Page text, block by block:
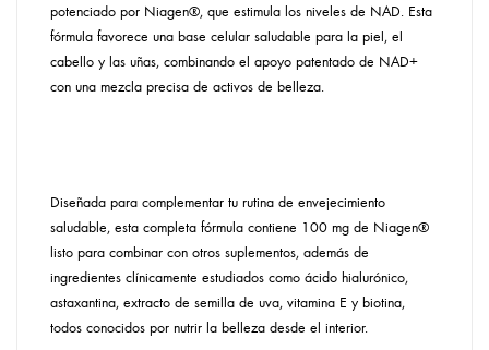
potenciado por Niagen®, que estimula los niveles de NAD. Esta
fórmula favorece una base celular saludable para la piel, el
cabello y las uñas, combinando el apoyo patentado de NAD+
con una mezcla precisa de activos de belleza.
Diseñada para complementar tu rutina de envejecimiento
saludable, esta completa fórmula contiene 100 mg de Niagen®
listo para combinar con otros suplementos, además de
ingredientes clínicamente estudiados como ácido hialurónico,
astaxantina, extracto de semilla de uva, vitamina E y biotina,
todos conocidos por nutrir la belleza desde el interior.